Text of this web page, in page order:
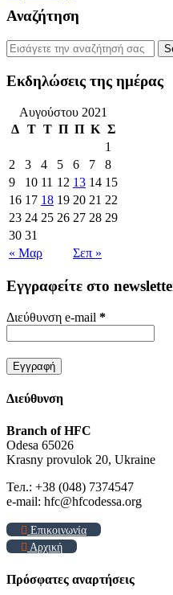
Αναζήτηση
Εκδηλώσεις της ημέρας
Αυγούστου 2021
Δ Τ Τ Π Π Κ Σ
« Μαρ Σεπ »
1
2
3 4 5 6 7
8
9
10 11 12 13 14 15
16 17 18 19 20 21 22
23 24 25 26 27 28 29
30 31
Εγγραφείτε στο
Διεύθυνση e-mail *
Διεύθυνση
Branch of HFC
Odesa 65026
Krasny provulok 20, Ukraine
Тел.: +38 (048) 7374547
e-mail: hfc@hfcodessa.org
Επικοινωνία
Αρχική
Πρόσφατες αναρτήσεις